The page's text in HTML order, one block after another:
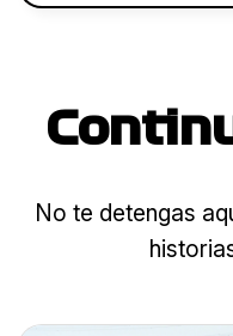
No te detengas